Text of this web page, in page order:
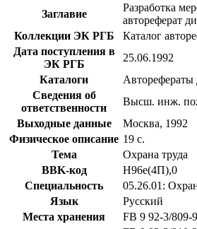
Заглавие
Разработка
автореферат
Коллекции ЭК РГБ
Каталог
Дата поступления в
ЭК РГБ
25.06.1992
Каталоги
Авторефераты
Сведения об
ответственности
Высш. инж.
Выходные данные
Москва, 1992
Физическое описание 19 с.
Тема
Охрана труда
BBK-код
Н96е(4П),0
Специальность
05.26.01:
Язык
Русский
Места хранения
FB 9 92-3/809-9